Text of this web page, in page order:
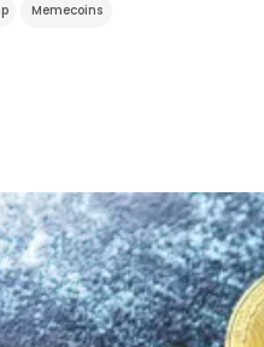
Memecoins